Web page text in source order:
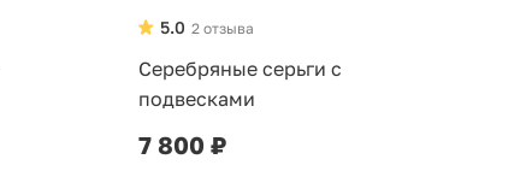
2 отзыва
5.0
Серебряные серьги с
подвесками
7 800 ₽